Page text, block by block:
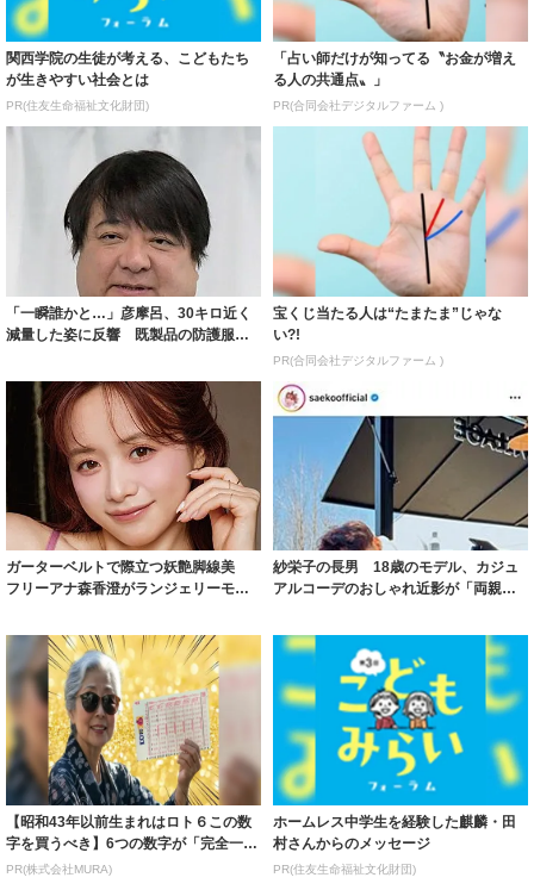
関西学院の生徒が考える、こどもたち
が生きやすい社会とは
PR(住友生命福祉文化財団)
「占い師だけが知ってる〝お金が増え
る人の共通点〟」
PR(合同会社デジタルファーム )
「一瞬誰かと…」彦摩呂、30キロ近く
減量した姿に反響 既製品の防護服が
宝くじ当たる人は“たまたま”じゃな
い?!
PR(合同会社デジタルファーム )
ガーターベルトで際立つ妖艶脚線美
フリーアナ森香澄がランジェリーモデ
紗栄子の長男 18歳のモデル、カジュ
アルコーデのおしゃれ近影が「両親の
【昭和43年以前生まれはロト６この数
字を買うべき】6つの数字が「完全一
致」する方...
PR(株式会社MURA)
ホームレス中学生を経験した麒麟・田
村さんからのメッセージ
PR(住友生命福祉文化財団)